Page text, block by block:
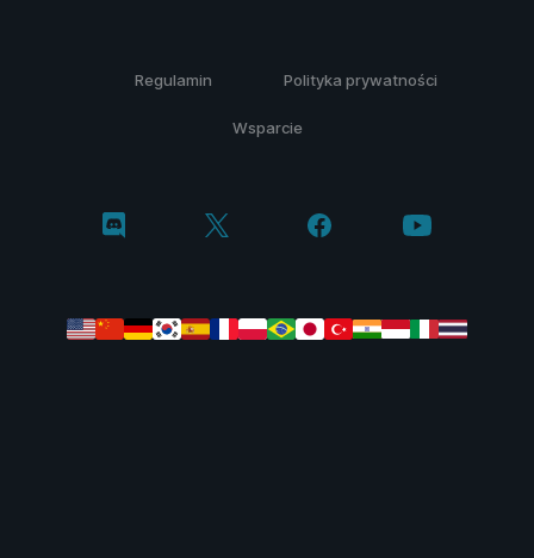
Regulamin Polityka prywatności
Wsparcie